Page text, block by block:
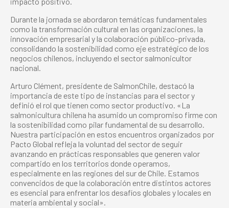
Durante la jornada se abordaron temáticas fundamentales
como la transformación cultural en las organizaciones, la
innovación empresarial y la colaboración público-privada,
consolidando la sostenibilidad como eje estratégico de los
negocios chilenos, incluyendo el sector salmonicultor
nacional.
Arturo Clément, presidente de SalmonChile, destacó la
importancia de este tipo de instancias para el sector y
definió el rol que tienen como sector productivo. «La
salmonicultura chilena ha asumido un compromiso firme con
la sostenibilidad como pilar fundamental de su desarrollo.
Nuestra participación en estos encuentros organizados por
Pacto Global refleja la voluntad del sector de seguir
avanzando en prácticas responsables que generen valor
compartido en los territorios donde operamos,
especialmente en las regiones del sur de Chile. Estamos
convencidos de que la colaboración entre distintos actores
es esencial para enfrentar los desafíos globales y locales en
materia ambiental y social».